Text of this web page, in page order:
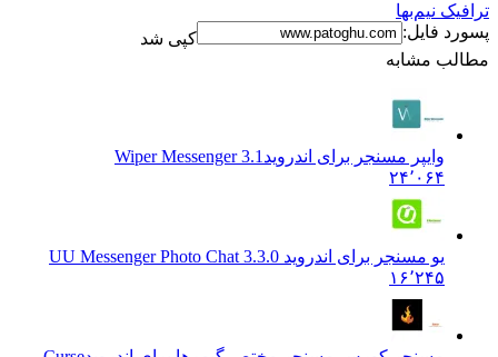
نیم‌بها
فایل:
کپی شد
مشابه
وایپر مسنجر برای اندروید Wiper Messenger 3.1
۲۴٬۰۶۴
یو مسنجر برای اندروید U U Messenger Photo Chat 3.3.0
۱۶٬۲۴۵